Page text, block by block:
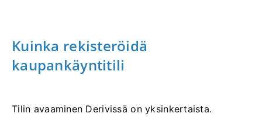
Kuinka rekisteröidä
kaupankäyntitili
Tilin avaaminen Derivissä on yksinkertaista.